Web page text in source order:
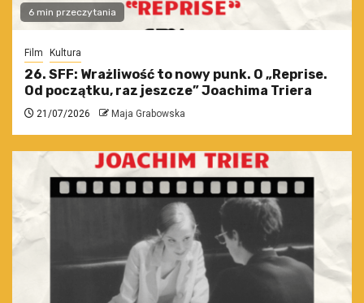
6 min przeczytania
Film Kultura
26. SFF: Wrażliwość to nowy punk. O „Reprise.
Od początku, raz jeszcze” Joachima Triera
21/07/2026 Maja Grabowska